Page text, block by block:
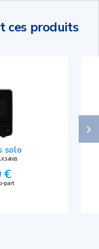
ces produits
solo
€
part